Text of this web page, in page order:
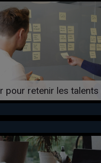
pour retenir les talents